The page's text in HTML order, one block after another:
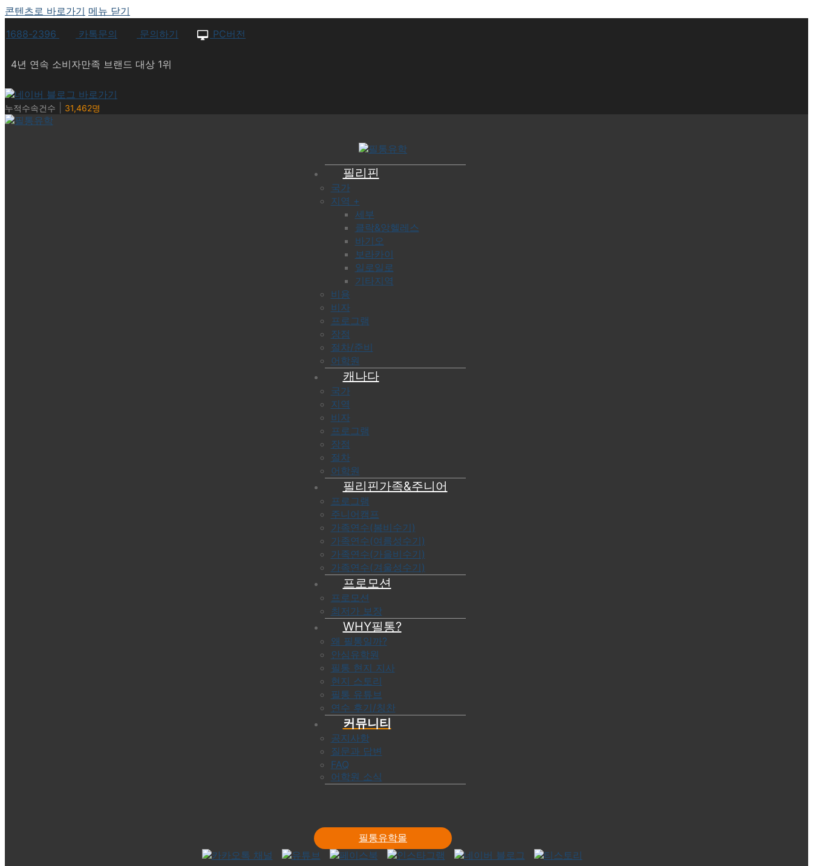
콘텐츠로 바로가기 메뉴 닫기
1688-2396
카톡문의 문의하기 PC버전
4년 연속 소비자만족 브랜드 대상 1위
누적수속건수 31,462명
필리핀
국가
지역 +
세부
클락&앙헬레스
바기오
보라카이
일로일로
기타지역
비용
비자
프로그램
장점
절차/준비
어학원
캐나다
국가
지역
비자
프로그램
장점
절차
어학원
필리핀가족&주니어
프로그램
주니어캠프
가족연수(봄비수기)
가족연수(여름성수기)
가족연수(가을비수기)
가족연수(겨울성수기)
프로모션
프로모션
최저가 보장
WHY필통?
왜 필통일까?
안심유학원
필통 현지 지사
현지 스토리
필통 유튜브
연수 후기/칭찬
커뮤니티
공지사항
질문과 답변
FAQ
어학원 소식
필통유학몰